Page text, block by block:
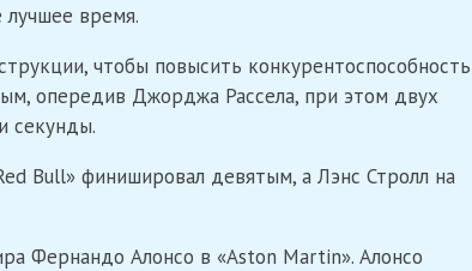
лучшее время.
чтобы повысить конкурентоспособность
опередив Джорджа Рассела, при этом двух
секунды.
Bull» финишировал девятым, а Лэнс Стролл на
Фернандо Алонсо в «Aston Martin». Алонсо